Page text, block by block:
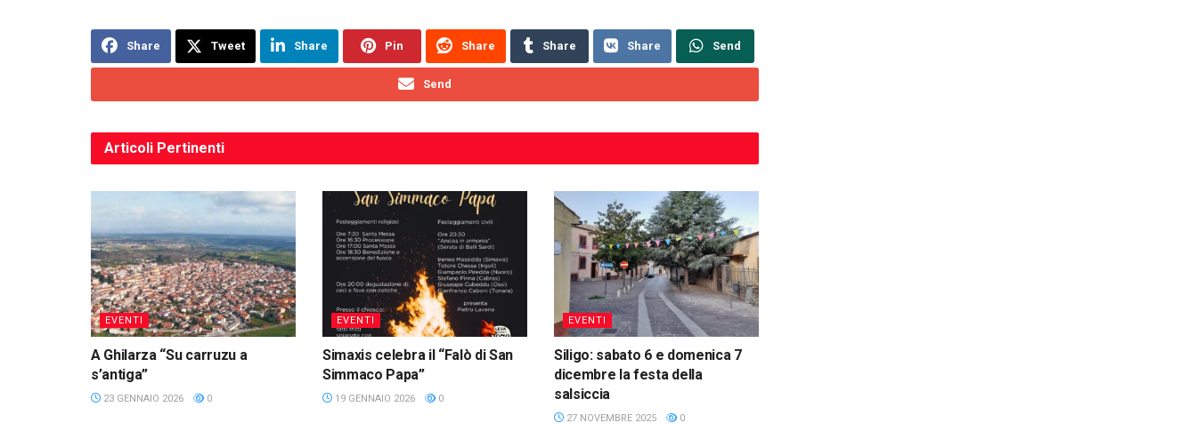
Share Tweet Share Pin Share Share Share Send
Send
Articoli Pertinenti
EVENTI
A Ghilarza “Su carruzu a
s’antiga”
23 GENNAIO 2026 0
EVENTI
Simaxis celebra il “Falò di San
Simmaco Papa”
19 GENNAIO 2026 0
EVENTI
Siligo: sabato 6 e domenica 7
dicembre la festa della
salsiccia
27 NOVEMBRE 2025 0